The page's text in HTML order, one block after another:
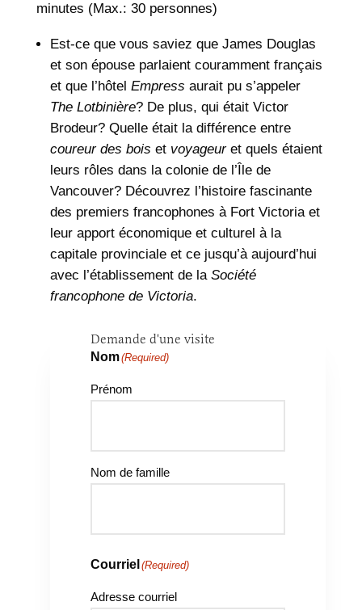
minutes (Max.: 30 personnes)
Est-ce que vous saviez que James Douglas
et son épouse parlaient couramment français
et que l’hôtel Empress aurait pu s’appeler
The Lotbinière? De plus, qui était Victor
Brodeur? Quelle était la différence entre
coureur des bois et voyageur et quels étaient
leurs rôles dans la colonie de l’Île de
Vancouver? Découvrez l’histoire fascinante
des premiers francophones à Fort Victoria et
leur apport économique et culturel à la
capitale provinciale et ce jusqu’à aujourd’hui
avec l’établissement de la Société
francophone de Victoria.
Demande d'une visite
Nom(Required)
Prénom
Nom de famille
Courriel (Required)
Adresse courriel